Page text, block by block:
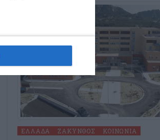
ΕΛΛΆΔΑ ΖΆΚΥΝΘΟΣ ΚΟΙΝΩΝΊΑ